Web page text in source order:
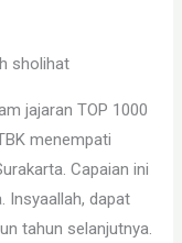
sholihat
jajaran TOP 1000
menempati
Capaian ini
Insyaallah, dapat
tahun selanjutnya.